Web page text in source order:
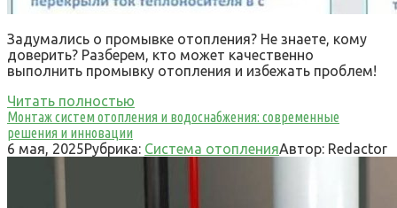
Задумались о промывке отопления? Не знаете, кому
доверить? Разберем, кто может качественно
выполнить промывку отопления и избежать проблем!
Читать полностью
Монтаж систем отопления и водоснабжения: современные
решения и инновации
6 мая, 2025Рубрика: Система отопленияАвтор: Redactor